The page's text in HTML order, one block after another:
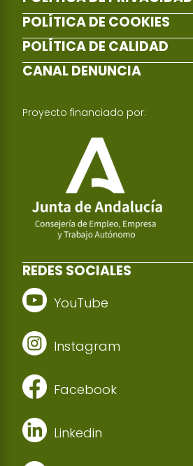
POLÍTICA DE COOKIES
POLÍTICA DE CALIDAD
CANAL DENUNCIA
Proyecto financiado por:
REDES SOCIALES
YouTube
Instagram
Facebook
Linkedin